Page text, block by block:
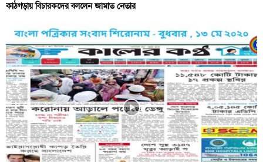
কাঠগড়ায় বিচারকদের বললেন জামাত নেতার